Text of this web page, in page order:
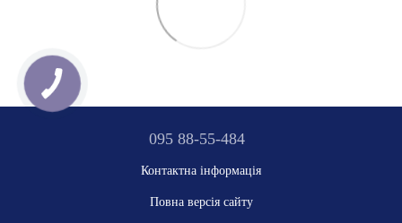
095 88-55-484
Контактна інформація
Повна версія сайту